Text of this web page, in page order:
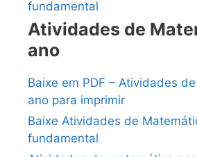
fundamental
Atividades de
ano
Baixe em PDF – Atividades
ano para imprimir
Baixe Atividades de
fundamental